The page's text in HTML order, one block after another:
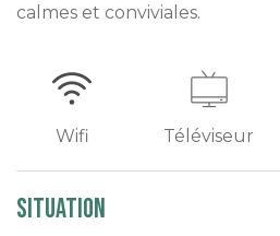
calmes et conviviales.
Wifi Téléviseur
Situation